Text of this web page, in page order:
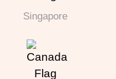
Singapore